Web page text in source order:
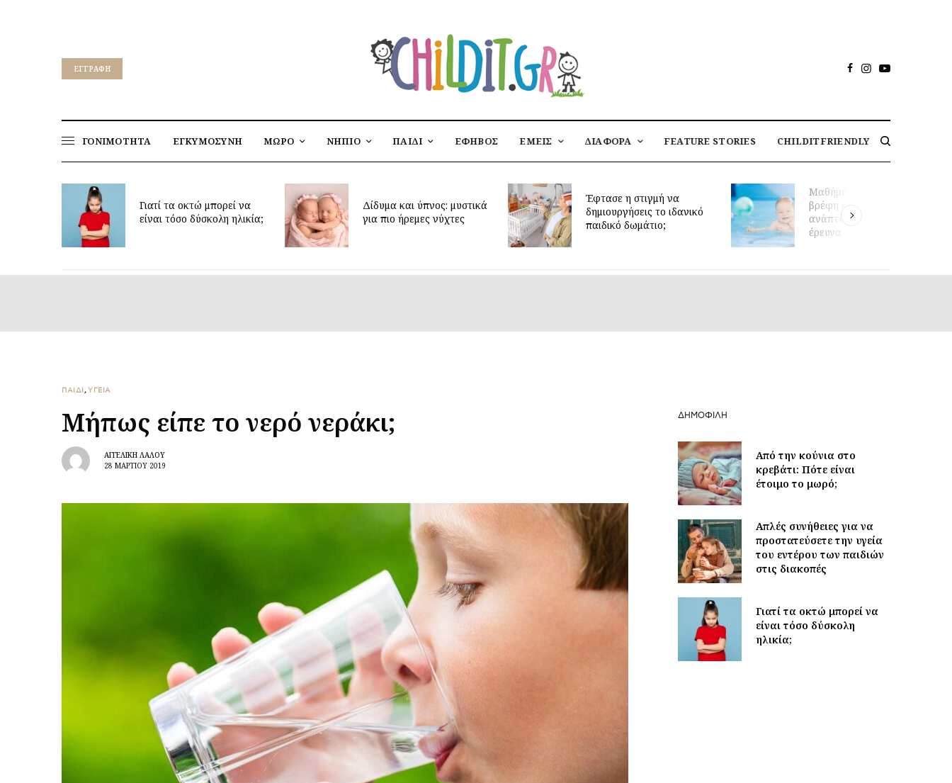
EΓΓΡΑΦΉ
ΓΟΝΙΜΟΤΗΤΑ ΕΓΚΥΜΟΣΥΝΗ ΜΩΡΟ ΝΗΠΙΟ ΠΑΙΔΙ ΕΦΗΒΟΣ ΕΜΕΙΣ ΔΙΑΦΟΡΑ FEATURE STORIES CHILDITFRIENDLY
Γιατί τα οκτώ μπορεί να
είναι τόσο δύσκολη ηλικία;
Δίδυμα και ύπνος: μυστικά
για πιο ήρεμες νύχτες
Έφτασε η στιγμή να
δημιουργήσεις το ιδανικό
παιδικό δωμάτιο;
Μαθήματα κολύμβησης για
βρέφη και πρώιμη κινητική
ανάπτυξη: τι δείχνει νέα
έρευνα
ΠΑΙΔΙ,ΥΓΕΙΑ
Μήπως είπε το νερό νεράκι;
ΑΓΓΕΛΙΚΉ ΛΆΛΟΥ
28 ΜΑΡΤΊΟΥ 2019
ΔΗΜΟΦΙΛΉ
Από την κούνια στο
κρεβάτι: Πότε είναι
έτοιμο το μωρό;
Απλές συνήθειες για να
προστατεύσετε την υγεία
του εντέρου των παιδιών
στις διακοπές
Γιατί τα οκτώ μπορεί να
είναι τόσο δύσκολη
ηλικία;